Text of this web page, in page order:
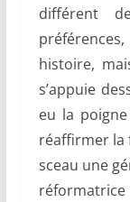
différent
histoire,
s’appuie
eu la
réaffirmer la
sceau une
réformatrice